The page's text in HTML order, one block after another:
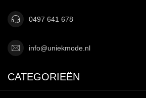
0497 641 678
info@uniekmode.nl
CATEGORIEËN